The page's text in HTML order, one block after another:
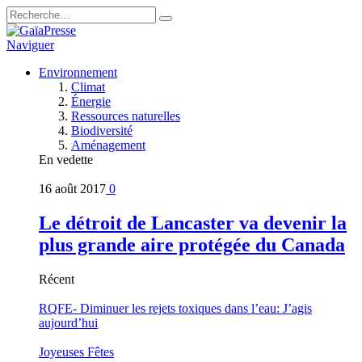
Naviguer
Environnement
Climat
Énergie
Ressources naturelles
Biodiversité
Aménagement
En vedette
16 août 2017 0
Le détroit de Lancaster va devenir la
plus grande aire protégée du Canada
Récent
RQFE- Diminuer les rejets toxiques dans l’eau: J’agis
aujourd’hui
Joyeuses Fêtes